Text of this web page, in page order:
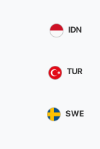
IDN
TUR
SWE